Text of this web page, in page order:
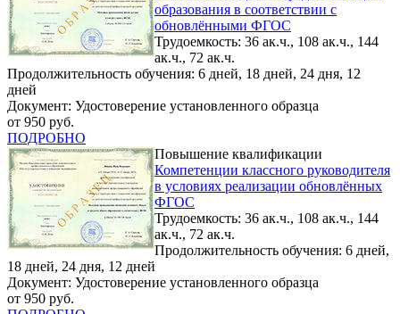
образования в соответствии с
обновлёнными ФГОС
Трудоемкость: 36 ак.ч., 108 ак.ч., 144
ак.ч., 72 ак.ч.
Продолжительность обучения: 6 дней, 18 дней, 24 дня, 12
дней
Документ: Удостоверение установленного образца
от 950 руб.
ПОДРОБНО
Повышение квалификации
Компетенции классного руководителя
в условиях реализации обновлённых
ФГОС
Трудоемкость: 36 ак.ч., 108 ак.ч., 144
ак.ч., 72 ак.ч.
Продолжительность обучения: 6 дней,
18 дней, 24 дня, 12 дней
Документ: Удостоверение установленного образца
от 950 руб.